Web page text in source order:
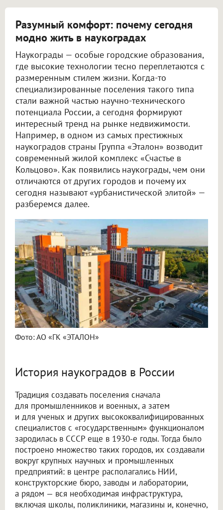
Разумный комфорт: почему сегодня
модно жить в наукоградах
Наукограды — особые городские образования,
где высокие технологии тесно переплетаются с
размеренным стилем жизни. Когда-то
специализированные поселения такого типа
стали важной частью научно-технического
потенциала России, а сегодня формируют
интересный тренд на рынке недвижимости.
Например, в одном из самых престижных
наукоградов страны Группа «Эталон» возводит
современный жилой комплекс «Счастье в
Кольцово». Как появились наукограды, чем они
отличаются от других городов и почему их
сегодня называют «урбанистической элитой» —
разберемся далее.
Фото: АО «ГК «ЭТАЛОН»
История наукоградов в России
Традиция создавать поселения сначала
для промышленников и военных, а затем
и для ученых и других высококвалифицированных
специалистов с «государственным» функционалом
зародилась в СССР еще в 1930-е годы. Тогда было
построено множество таких городов, их создавали
вокруг крупных научных и промышленных
предприятий: в центре располагались НИИ,
конструкторские бюро, заводы и лаборатории,
а рядом — вся необходимая инфраструктура,
включая школы, поликлиники, магазины и, конечно,